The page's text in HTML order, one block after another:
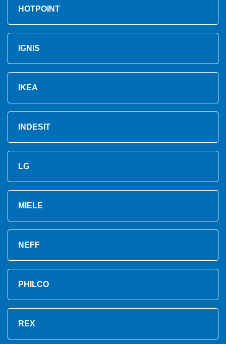
HOTPOINT
IGNIS
IKEA
INDESIT
LG
MIELE
NEFF
PHILCO
REX